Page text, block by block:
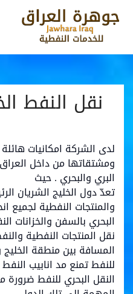
نقل النفط
لدى الشركة امكانيات
ومشتقاتها من داخل
البري والبحري . حيث
تعدّ دول الخليج الشريان
والمنتجات النفطية لجميع
البحري بالسفن
نقل المنتجات النفطية
المسافة بين منطقة
للنفط تمنع مد انابيب
النقل البحري للنفط